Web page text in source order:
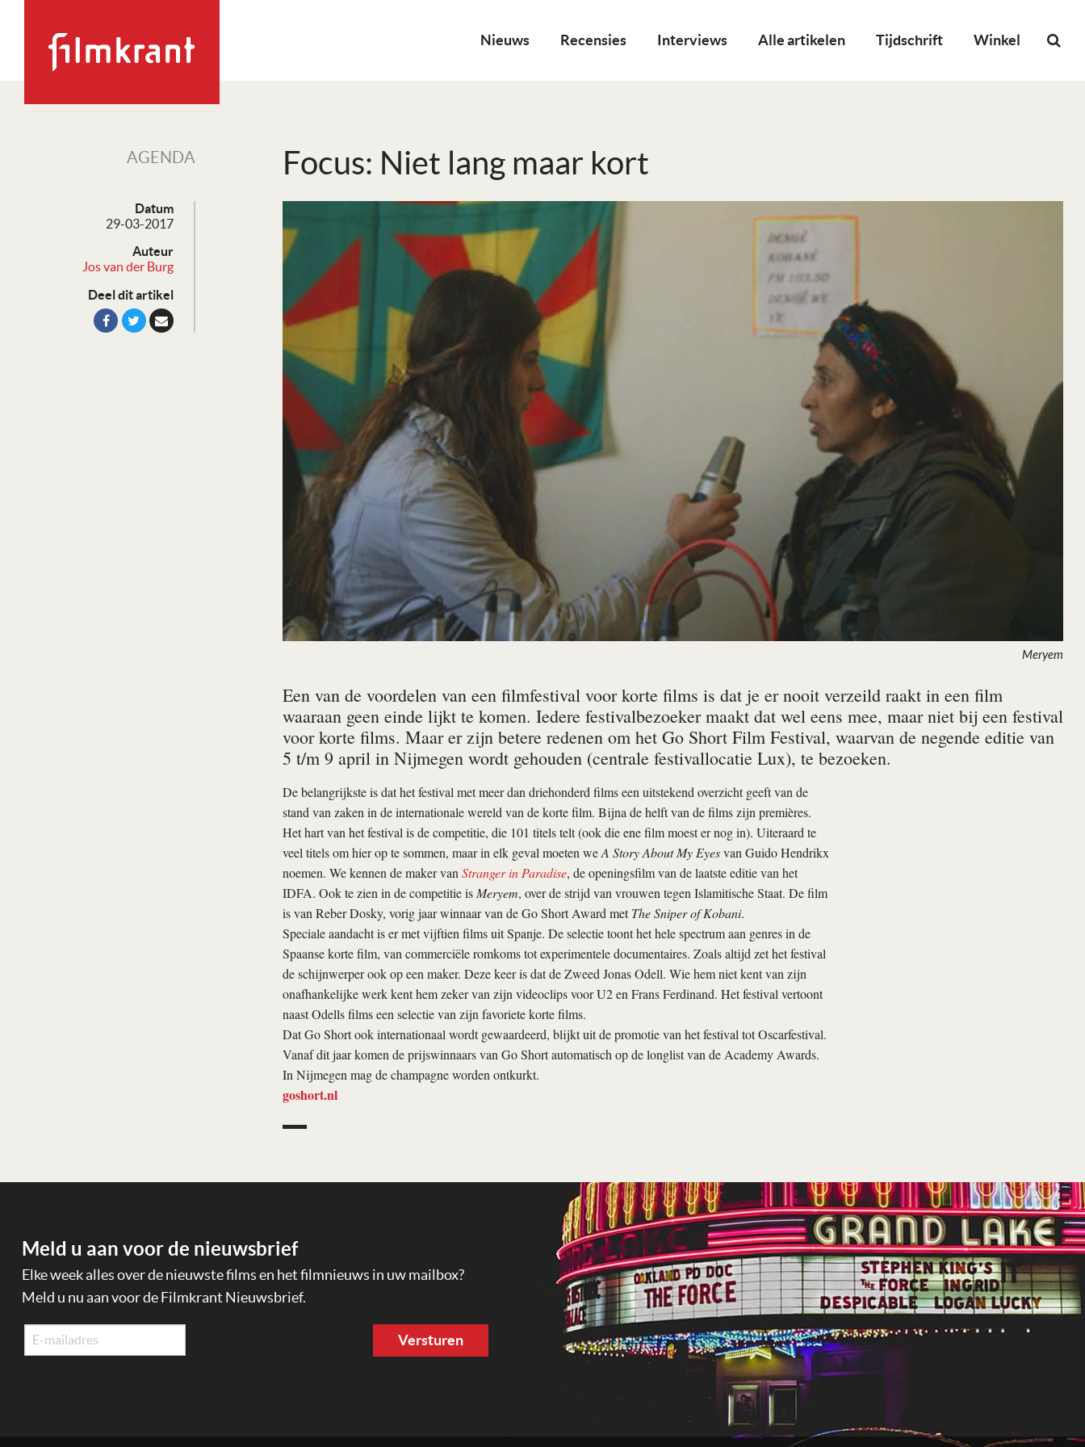
Nieuws Recensies Interviews Alle artikelen Tijdschrift Winkel
AGENDA Focus: Niet lang maar kort
Datum
29-03-2017
Auteur
Jos van der Burg
Deel dit artikel
Meryem
Een van de voordelen van een filmfestival voor korte films is dat je er nooit verzeild raakt in een film
waaraan geen einde lijkt te komen. Iedere festivalbezoeker maakt dat wel eens mee, maar niet bij een festival
voor korte films. Maar er zijn betere redenen om het Go Short Film Festival, waarvan de negende editie van
5 t/m 9 april in Nijmegen wordt gehouden (centrale festivallocatie Lux), te bezoeken.
De belangrijkste is dat het festival met meer dan driehonderd films een uitstekend overzicht geeft van de
stand van zaken in de internationale wereld van de korte film. Bijna de helft van de films zijn premières.
Het hart van het festival is de competitie, die 101 titels telt (ook die ene film moest er nog in). Uiteraard te
veel titels om hier op te sommen, maar in elk geval moeten weA Story About My Eyesvan Guido Hendrikx
noemen. We kennen de maker van Stranger in Paradise, de openingsfilm van de laatste editie van het
IDFA. Ook te zien in de competitie is Meryem, over de strijd van vrouwen tegen Islamitische Staat. De film
is van Reber Dosky, vorig jaar winnaar van de Go Short Award metThe Sniper of Kobani.
Speciale aandacht is er met vijftien films uit Spanje. De selectie toont het hele spectrum aan genres in de
Spaanse korte film, van commerciële romkoms tot experimentele documentaires. Zoals altijd zet het festival
de schijnwerper ook op een maker. Deze keer is dat de Zweed Jonas Odell. Wie hem niet kent van zijn
onafhankelijke werk kent hem zeker van zijn videoclips voor U2 en Frans Ferdinand. Het festival vertoont
naast Odells films een selectie van zijn favoriete korte films.
Dat Go Short ook internationaal wordt gewaardeerd, blijkt uit de promotie van het festival tot Oscarfestival.
Vanaf dit jaar komen de prijswinnaars van Go Short automatisch op de longlist van de Academy Awards.
In Nijmegen mag de champagne worden ontkurkt.
goshort.nl
Meld u aan voor de nieuwsbrief
Elke week alles over de nieuwste films en het filmnieuws in uw mailbox?
Meld u nu aan voor de Filmkrant Nieuwsbrief.